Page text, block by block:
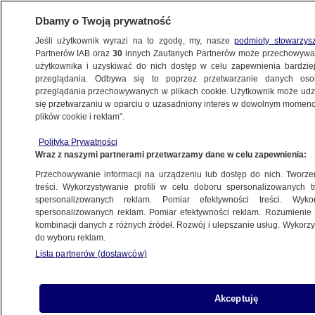
POLSKA
sędziów powołanych przy udziale nowej
KRS
23.10.2021, 12:08
Udostępnij
Dbamy o Twoją prywatność
Jeśli użytkownik wyrazi na to zgodę, my, naszepodmioty
Partnerów IAB oraz30 innych Zaufanych Partnerów może
użytkownika i uzyskiwać do nich dostęp w celu zapewnienia
przeglądania. Odbywa się to poprzez przetwarzanie danych
przeglądania przechowywanych w plikach cookie. Użytkownik może
się przetwarzaniu w oparciu o uzasadniony interes w dowolnym
plików cookie i reklam”.
Polityka Prywatności
Wraz z naszymi partnerami przetwarzamy dane w celu zapewnienia:
Przechowywanie informacji na urządzeniu lub dostęp do nich.
treści. Wykorzystywanie profili w celu doboru spersonalizowanych
spersonalizowanych reklam. Pomiar efektywności treści.
spersonalizowanych reklam. Pomiar efektywności reklam.
kombinacji danych z różnych źródeł. Rozwój i ulepszanie usług.
do wyboru reklam.
Lista partnerów (dostawców)
Akceptuję